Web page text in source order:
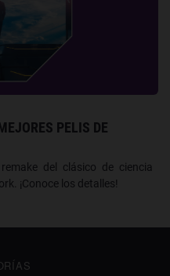
PELIS DE
del clásico de ciencia
¡Conoce los detalles!